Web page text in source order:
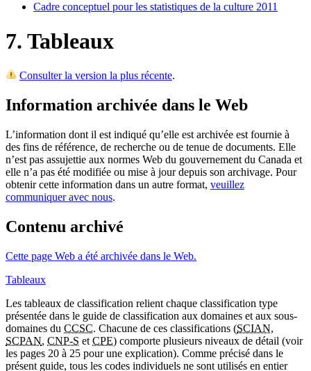
Cadre conceptuel pour les statistiques de la culture 2011
7. Tableaux
Consulter la version la plus récente.
Information archivée dans le Web
L’information dont il est indiqué qu’elle est archivée est fournie à
des fins de référence, de recherche ou de tenue de documents. Elle
n’est pas assujettie aux normes Web du gouvernement du Canada et
elle n’a pas été modifiée ou mise à jour depuis son archivage. Pour
obtenir cette information dans un autre format, veuillez
communiquer avec nous.
Contenu archivé
Cette page Web a été archivée dans le Web.
Tableaux
Les tableaux de classification relient chaque classification type
présentée dans le guide de classification aux domaines et aux sous-
domaines du CCSC. Chacune de ces classifications (SCIAN,
SCPAN, CNP-S et CPE) comporte plusieurs niveaux de détail (voir
les pages 20 à 25 pour une explication). Comme précisé dans le
présent guide, tous les codes individuels ne sont utilisés en entier